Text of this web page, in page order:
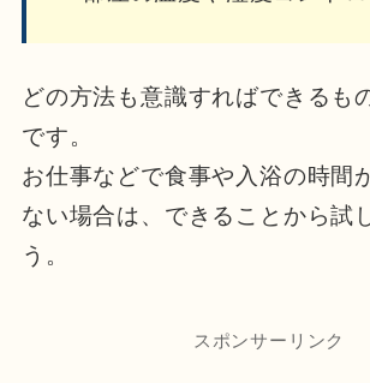
どの方法も意識すればできるも
です。
お仕事などで食事や入浴の時間
ない場合は、できることから試
う。
スポンサーリンク